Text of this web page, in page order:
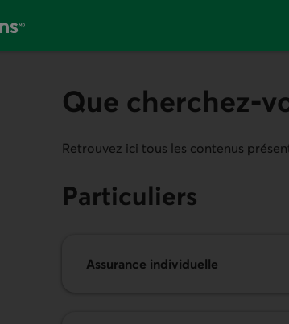
Que cherchez-
Retrouvez ici tous les contenus
Particuliers
Assurance individuelle